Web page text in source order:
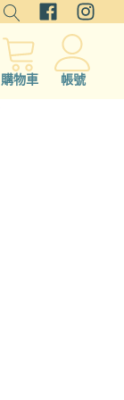
購物車 帳號